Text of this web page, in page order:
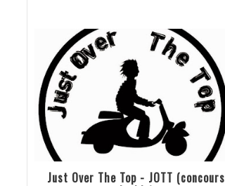
Just Over The Top - JOTT (concours